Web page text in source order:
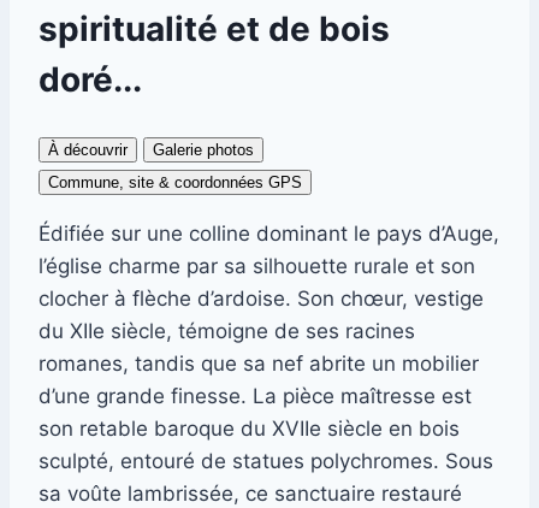
spiritualité et de bois
doré...
À découvrir
Galerie photos
Commune, site & coordonnées GPS
Édifiée sur une colline dominant le pays d’Auge,
l’église charme par sa silhouette rurale et son
clocher à flèche d’ardoise. Son chœur, vestige
du XIIe siècle, témoigne de ses racines
romanes, tandis que sa nef abrite un mobilier
d’une grande finesse. La pièce maîtresse est
son retable baroque du XVIIe siècle en bois
sculpté, entouré de statues polychromes. Sous
sa voûte lambrissée, ce sanctuaire restauré